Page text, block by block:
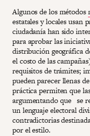
Algunos de los métodos
estatales y locales usan
ciudadanía han sido
para aprobar las
distribución geográfica
el costo de las
requisitos de trámites;
pueden parecer llenas
práctica permiten que
argumentando que se
un lenguaje electoral
contradictorias
por el estilo.